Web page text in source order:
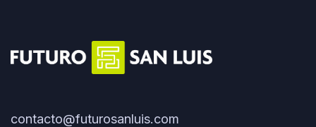
contacto@futurosanluis.com